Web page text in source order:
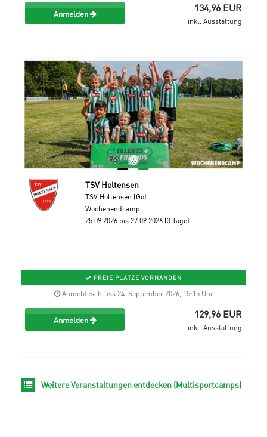
Anmelden 134,96 EUR
inkl. Ausstattung
TSV Holtensen
TSV Holtensen (Gö)
Wochenendcamp
25.09.2026 bis 27.09.2026 (3 Tage)
FREIE PLÄTZE VORHANDEN
Anmeldeschluss 24. September 2026, 15:15 Uhr
Anmelden 129,96 EUR
inkl. Ausstattung
Weitere Veranstaltungen entdecken (Multisportcamps)